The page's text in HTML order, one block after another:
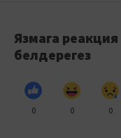
Язмага реакция
белдерегез
0 0 0